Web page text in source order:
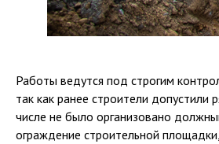
Работы ведутся под строгим
так как ранее строители допустили
числе не было организовано
ограждение строительной